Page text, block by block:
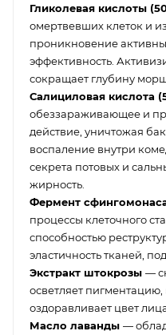
Гликолевая кислоты
омертвевших клеток и
проникновение
эффективность.
сокращает глубину
Салициловая кислота
обеззараживающее и
действие, уничтожая
воспаление внутри
секрета потовых и
жирность.
Фермент
процессы клеточного
способностью
эластичность тканей,
Экстракт штокрозы —
осветляет
оздоравливает цвет
Масло лаванды —